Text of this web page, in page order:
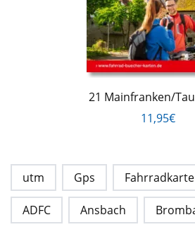
21 Mainfranken/
11,95€
utm Gps Fahrradkarte
ADFC Ansbach